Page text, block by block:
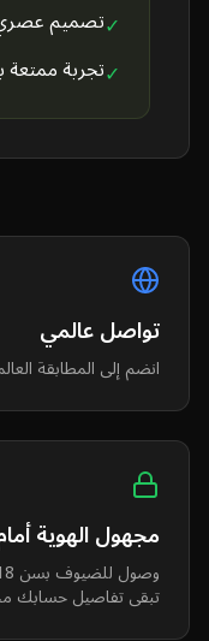
✓تصميم
✓تجربة ممتعة
تواصل عالمي
انضم إلى المطابقة
مجهول الهوية
تبقى تفاصيل حسابك